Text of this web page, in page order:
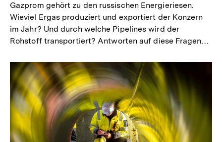
Gazprom gehört zu den russischen Energieriesen.
Wieviel Ergas produziert und exportiert der Konzern
im Jahr? Und durch welche Pipelines wird der
Rohstoff transportiert? Antworten auf diese Fragen…